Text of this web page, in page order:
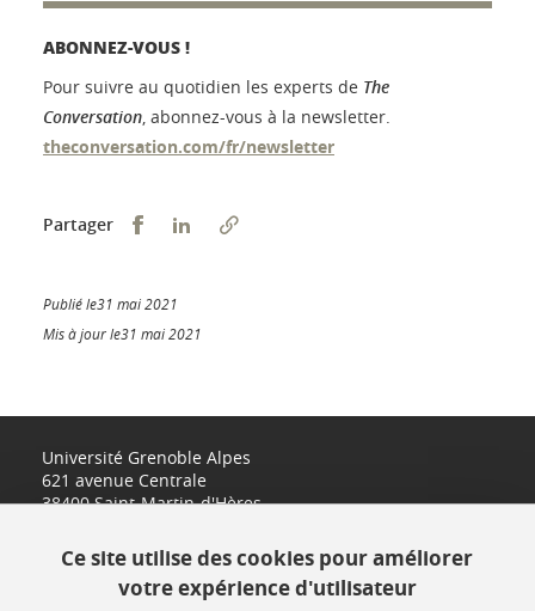
ABONNEZ-VOUS !
Pour suivre au quotidien les experts de The
Conversation, abonnez-vous à la newsletter.
theconversation.com/fr/newsletter
Partager Partager sur Facebook
Partager sur LinkedIn
Publié le31 mai 2021
Mis à jour le31 mai 2021
Université Grenoble Alpes
621 avenue Centrale
38400 Saint-Martin-d'Hères
Ce site utilise des cookies pour améliorer
votre expérience d'utilisateur